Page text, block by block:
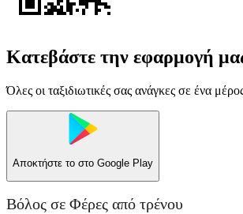
Κατεβάστε την εφαρμογή
Όλες οι ταξιδιωτικές σας ανάγκες σε ένα
Αποκτήστε το στο Google Play
Βόλος σε Φέρες από τρένου